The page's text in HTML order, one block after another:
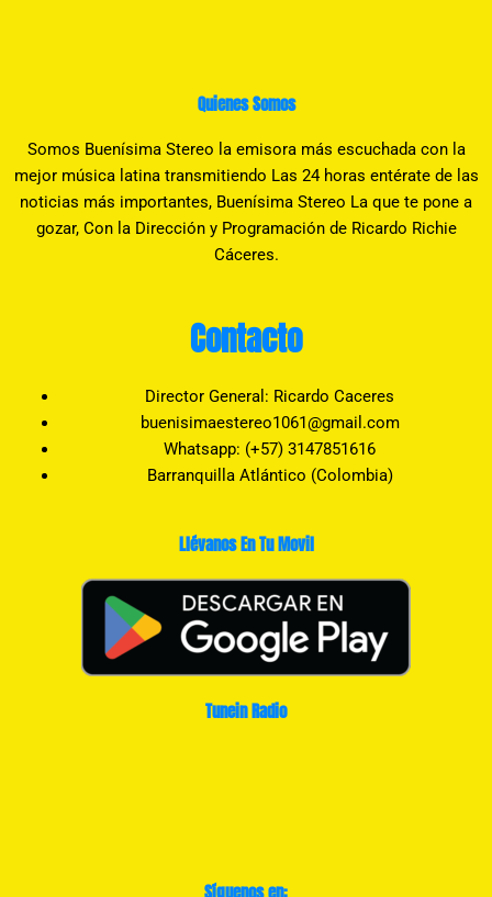
Quienes Somos
Somos Buenísima Stereo la emisora más escuchada con la
mejor música latina transmitiendo Las 24 horas entérate de las
noticias más importantes, Buenísima Stereo La que te pone a
gozar, Con la Dirección y Programación de Ricardo Richie
Cáceres.
Contacto
Director General: Ricardo Caceres
buenisimaestereo1061@gmail.com
Whatsapp: (+57) 3147851616
Barranquilla Atlántico (Colombia)
Llévanos En Tu Movil
Tunein Radio